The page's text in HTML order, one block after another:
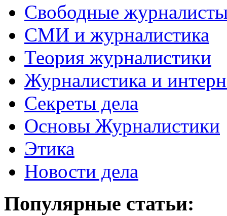
Свободные
СМИ и журналистика
Теория журналистики
Журналистика и
Секреты дела
Основы Журналистики
Этика
Новости дела
Популярные статьи: